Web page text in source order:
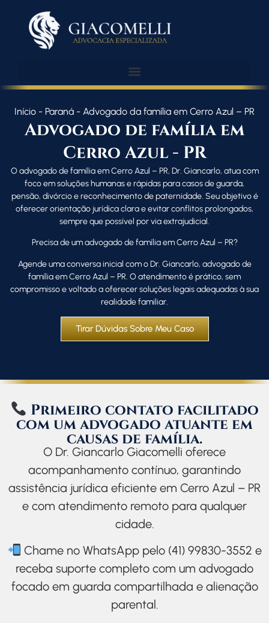
Início - Paraná - Advogado da família em Cerro Azul – PR
Advogado de família em
Cerro Azul - PR
O advogado de família em Cerro Azul – PR, Dr. Giancarlo, atua com
foco em soluções humanas e rápidas para casos de guarda,
pensão, divórcio e reconhecimento de paternidade. Seu objetivo é
oferecer orientação jurídica clara e evitar conflitos prolongados,
sempre que possível por via extrajudicial.
Precisa de um advogado de família em Cerro Azul – PR?
Agende uma conversa inicial com o Dr. Giancarlo, advogado de
família em Cerro Azul – PR. O atendimento é prático, sem
compromisso e voltado a oferecer soluções legais adequadas à sua
realidade familiar.
Tirar Dúvidas Sobre Meu Caso
Primeiro contato facilitado
com um advogado atuante em
causas de família.
O Dr. Giancarlo Giacomelli oferece
acompanhamento contínuo, garantindo
assistência jurídica eficiente em Cerro Azul – PR
e com atendimento remoto para qualquer
cidade.
Chame no WhatsApp pelo (41) 99830-3552 e
receba suporte completo com um advogado
focado em guarda compartilhada e alienação
parental.